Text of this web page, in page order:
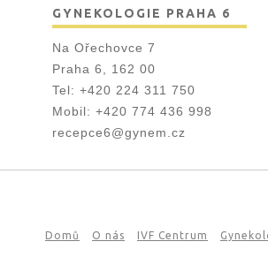
GYNEKOLOGIE PRAHA 6
Na Ořechovce 7
Praha 6, 162 00
Tel: +420 224 311 750
Mobil: +420 774 436 998
recepce6@gynem.cz
Domů O nás IVF Centrum